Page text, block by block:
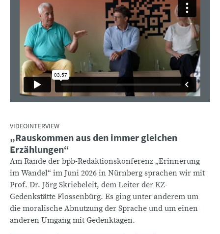
VIDEOINTERVIEW
:„Rauskommen aus den immer gleichen
Erzählungen“
Am Rande der bpb-Redaktionskonferenz „Erinnerung
im Wandel“ im Juni 2026 in Nürnberg sprachen wir mit
Prof. Dr. Jörg Skriebeleit, dem Leiter der KZ-
Gedenkstätte Flossenbürg. Es ging unter anderem um
die moralische Abnutzung der Sprache und um einen
anderen Umgang mit Gedenktagen.